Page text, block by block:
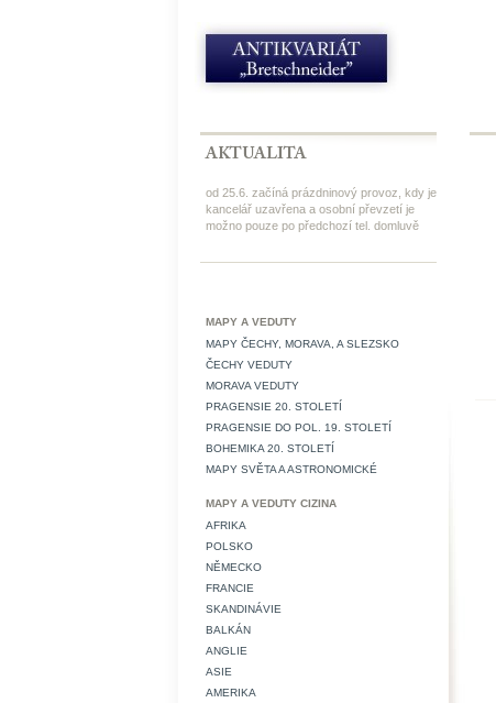
od 25.6. začíná prázdninový provoz, kdy je
kancelář uzavřena a osobní převzetí je
možno pouze po předchozí tel. domluvě
MAPY A VEDUTY
MAPY ČECHY, MORAVA, A SLEZSKO
ČECHY VEDUTY
MORAVA VEDUTY
PRAGENSIE 20. STOLETÍ
PRAGENSIE DO POL. 19. STOLETÍ
BOHEMIKA 20. STOLETÍ
MAPY SVĚTA A ASTRONOMICKÉ
MAPY A VEDUTY CIZINA
AFRIKA
POLSKO
NĚMECKO
FRANCIE
SKANDINÁVIE
BALKÁN
ANGLIE
ASIE
AMERIKA